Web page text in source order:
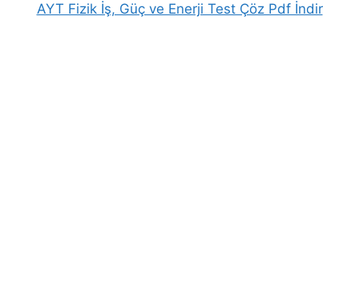
AYT Fizik İş, Güç ve Enerji Test Çöz Pdf İndir